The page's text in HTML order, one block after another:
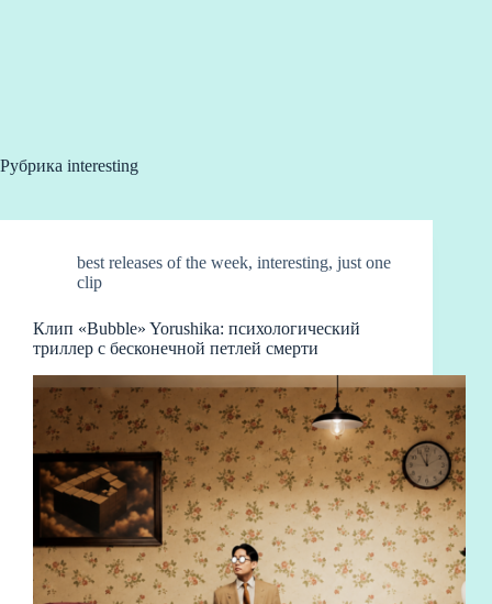
Рубрика interesting
best releases of the week, interesting, just one
clip
Клип «Bubble» Yorushika: психологический
триллер с бесконечной петлей смерти